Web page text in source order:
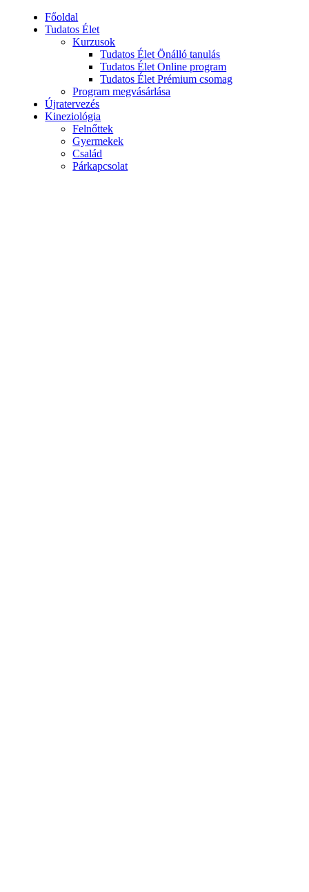
Főoldal
Tudatos Élet
Kurzusok
Tudatos Élet Önálló tanulás
Tudatos Élet Online program
Tudatos Élet Prémium csomag
Program megvásárlása
Újratervezés
Kineziológia
Felnőttek
Gyermekek
Család
Párkapcsolat